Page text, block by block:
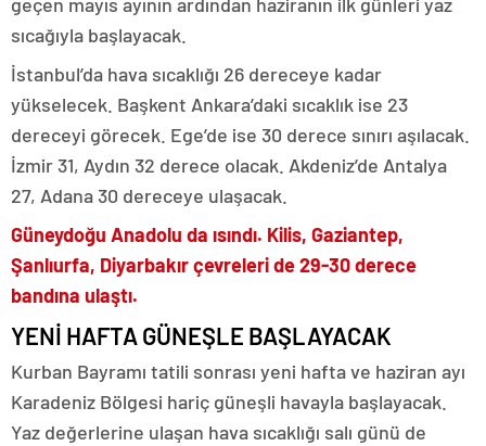
sıcağıyla başlayacak.
İstanbul’da hava sıcaklığı 26 dereceye kadar
yükselecek. Başkent Ankara’daki sıcaklık ise 23
dereceyi görecek. Ege’de ise 30 derece sınırı aşılacak.
İzmir 31, Aydın 32 derece olacak. Akdeniz’de Antalya
27, Adana 30 dereceye ulaşacak.
Güneydoğu Anadolu da ısındı. Kilis, Gaziantep,
Şanlıurfa, Diyarbakır çevreleri de 29-30 derece
bandına ulaştı.
YENİ HAFTA GÜNEŞLE BAŞLAYACAK
Kurban Bayramı tatili sonrası yeni hafta ve haziran ayı
Karadeniz Bölgesi hariç güneşli havayla başlayacak.
Yaz değerlerine ulaşan hava sıcaklığı salı günü de